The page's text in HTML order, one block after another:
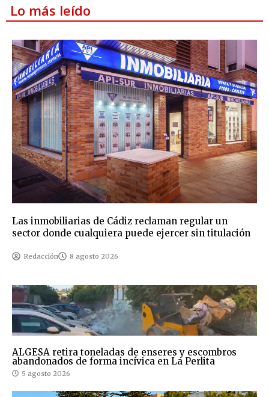
Lo más leído
Las inmobiliarias de Cádiz reclaman regular un
sector donde cualquiera puede ejercer sin titulación
Redacción 8 agosto 2026
ALGESA retira toneladas de enseres y escombros
abandonados de forma incívica en La Perlita
5 agosto 2026